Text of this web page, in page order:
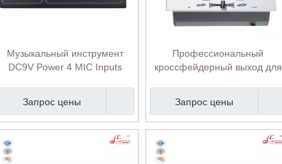
Музыкальный инструмент
DC9V Power 4 MIC Inputs
Запрос цены
Профессиональный
кроссфейдерный выход для
Запрос цены